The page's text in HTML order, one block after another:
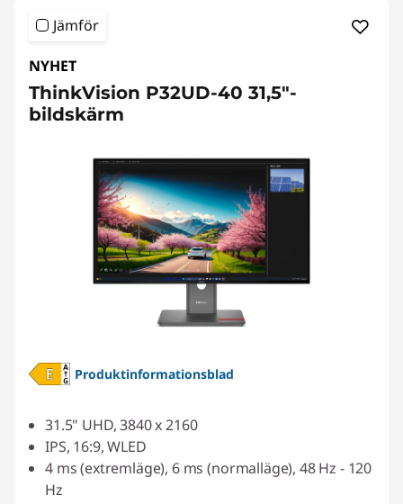
Jämför
NYHET
ThinkVision P32UD-40 31,5"-
bildskärm
Produktinformationsblad
31.5" UHD, 3840 x 2160
IPS, 16:9, WLED
4 ms (extremläge), 6 ms (normalläge), 48 Hz - 120
Hz